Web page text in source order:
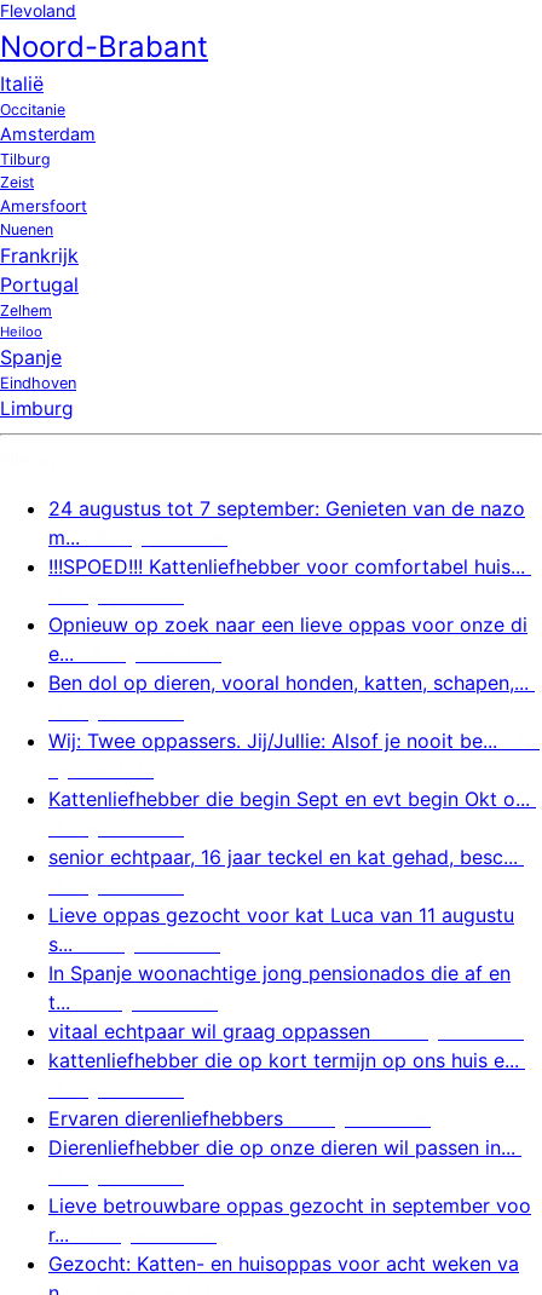
Flevoland
Noord-Brabant
Italië
Occitanie
Amsterdam
Tilburg
Zeist
Amersfoort
Nuenen
Frankrijk
Portugal
Zelhem
Heiloo
Spanje
Eindhoven
Limburg
24 augustus tot 7 september: Genieten van de nazo
m...
!!!SPOED!!! Kattenliefhebber voor comfortabel huis...
Opnieuw op zoek naar een lieve oppas voor onze di
e...
Ben dol op dieren, vooral honden, katten, schapen,...
Wij: Twee oppassers. Jij/Jullie: Alsof je nooit be...
Kattenliefhebber die begin Sept en evt begin Okt o...
senior echtpaar, 16 jaar teckel en kat gehad, besc...
Lieve oppas gezocht voor kat Luca van 11 augustu
s...
In Spanje woonachtige jong pensionados die af en
t...
vitaal echtpaar wil graag oppassen
kattenliefhebber die op kort termijn op ons huis e...
Ervaren dierenliefhebbers
Dierenliefhebber die op onze dieren wil passen in...
Lieve betrouwbare oppas gezocht in september voo
r...
Gezocht: Katten- en huisoppas voor acht weken va